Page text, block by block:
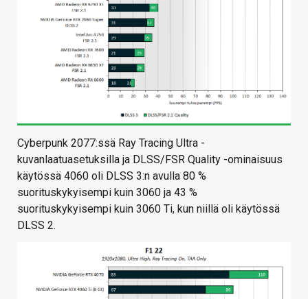
Cyberpunk 2077:ssä Ray Tracing Ultra -
kuvanlaatuasetuksilla ja DLSS/FSR Quality -ominaisuus
käytössä 4060 oli DLSS 3:n avulla 80 %
suorituskykyisempi kuin 3060 ja 43 %
suorituskykyisempi kuin 3060 Ti, kun niillä oli käytössä
DLSS 2.